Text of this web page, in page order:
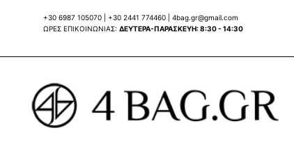
+30 6987 105070 +30 2441 774460| 4bag.gr@gmail.com
ΩΡΕΣ ΕΠΙΚΟΙΝΩΝΙΑΣ: ΔΕΥΤΕΡΑ-ΠΑΡΑΣΚΕΥΗ: 8:30 - 14:30